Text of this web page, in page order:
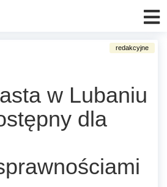
w Lubaniu
dla